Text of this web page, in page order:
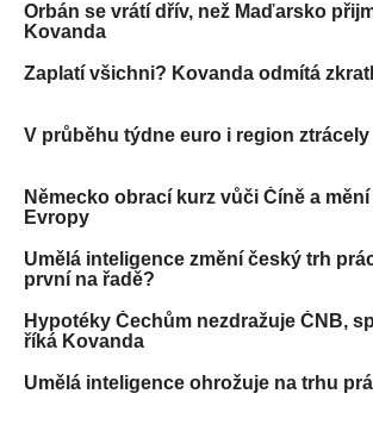
Orbán se vrátí dřív, než Maďarsko
Kovanda
Zaplatí všichni? Kovanda odmítá
V průběhu týdne euro i region ztrácely
Německo obrací kurz vůči Číně a
Evropy
Umělá inteligence změní český trh
první na řadě?
Hypotéky Čechům nezdražuje ČNB,
říká Kovanda
Umělá inteligence ohrožuje na trhu